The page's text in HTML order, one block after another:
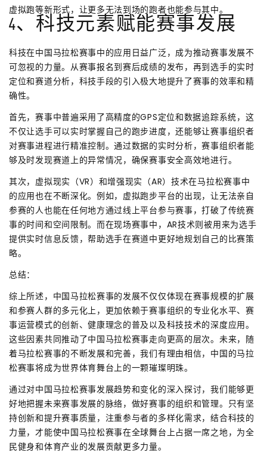
虚拟跑等新形式，让更多无法到场的跑者也能参与其中。
4、科技元素赋能赛事发展
科技在中国马拉松赛事中的应用日益广泛，成为推动赛事发展不
可忽视的力量。从赛事报名到赛后成绩的发布，再到选手的实时
定位和赛道分析，科技手段的引入极大地提升了赛事的效率和精
确性。
首先，赛事中普遍采用了高精度的GPS定位和数据追踪系统，这
不仅让选手可以实时掌握自己的跑步进度，还能够让赛事组织者
对赛事进程进行精准控制。通过数据的实时分析，赛事组织者能
够及时发现赛道上的异常情况，确保赛事安全高效地进行。
其次，虚拟现实（VR）和增强现实（AR）技术在马拉松赛事中
的应用也在不断深化。例如，虚拟跑步平台的出现，让无法亲自
参赛的人也能在任何地方通过线上平台参与赛事，打破了传统赛
事的时间和空间限制。而在现场赛事中，AR技术则被用来为选手
提供实时信息反馈，帮助选手在赛道中更好地规划自己的比赛策
略。
总结：
综上所述，中国马拉松赛事的发展不仅仅体现在赛事规模的扩展
和参赛人群的多元化上，更加依赖于赛事组织的专业化水平、赛
事运营模式的创新、健康理念的普及以及科技技术的深度应用。
这些因素共同推动了中国马拉松赛事走向更高的层次。未来，随
着马拉松赛事的不断发展和完善，我们有理由相信，中国的马拉
松赛事将成为世界体育舞台上的一颗璀璨明珠。
通过对中国马拉松赛事发展趋势和变化的深入探讨，我们能够更
好地把握未来赛事发展的脉络，做好赛事的组织和管理。只有坚
持创新和提升赛事质量，注重参与者的多样化需求，结合科技的
力量，才能使中国马拉松赛事在全球舞台上占据一席之地，为全
民健身和体育产业的发展贡献更多力量。